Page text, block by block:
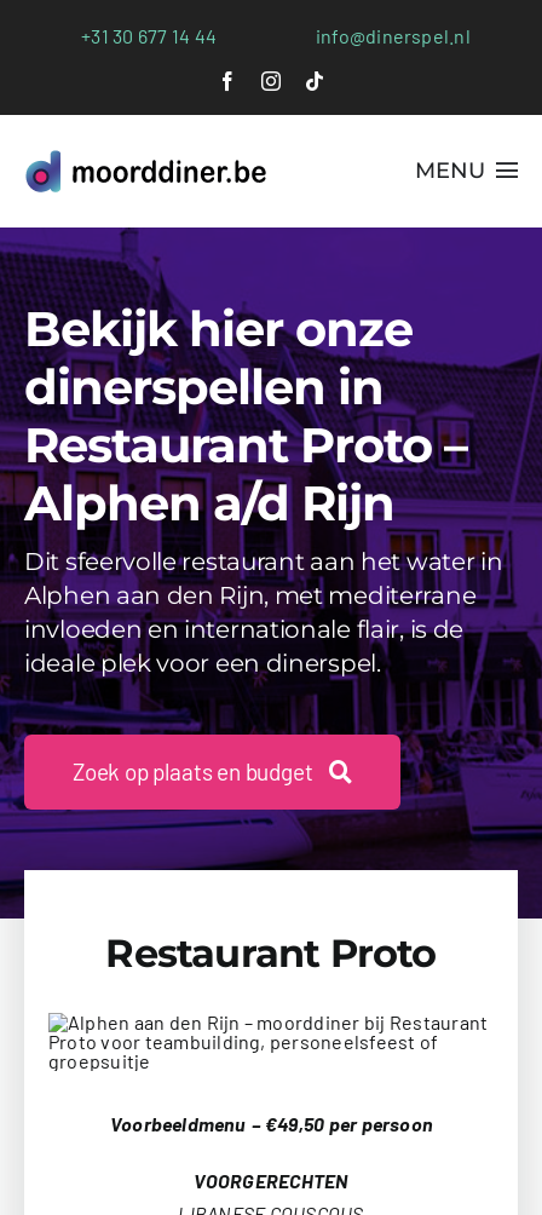
+31 30 677 14 44 info@dinerspel.nl
MENU
Alle Spellen
Plaatsen
Webshop
FAQs
Blog
Videos
Uitjes
Beschikbaarheid Aanvragen
Bekijk hier onze
dinerspellen in
Restaurant Proto –
Alphen a/d Rijn
Dit sfeervolle restaurant aan het water in
Alphen aan den Rijn, met mediterrane
invloeden en internationale flair, is de
ideale plek voor een dinerspel.
Zoek op plaats en budget
Restaurant Proto
Voorbeeldmenu – €49,50 per persoon
VOORGERECHTEN